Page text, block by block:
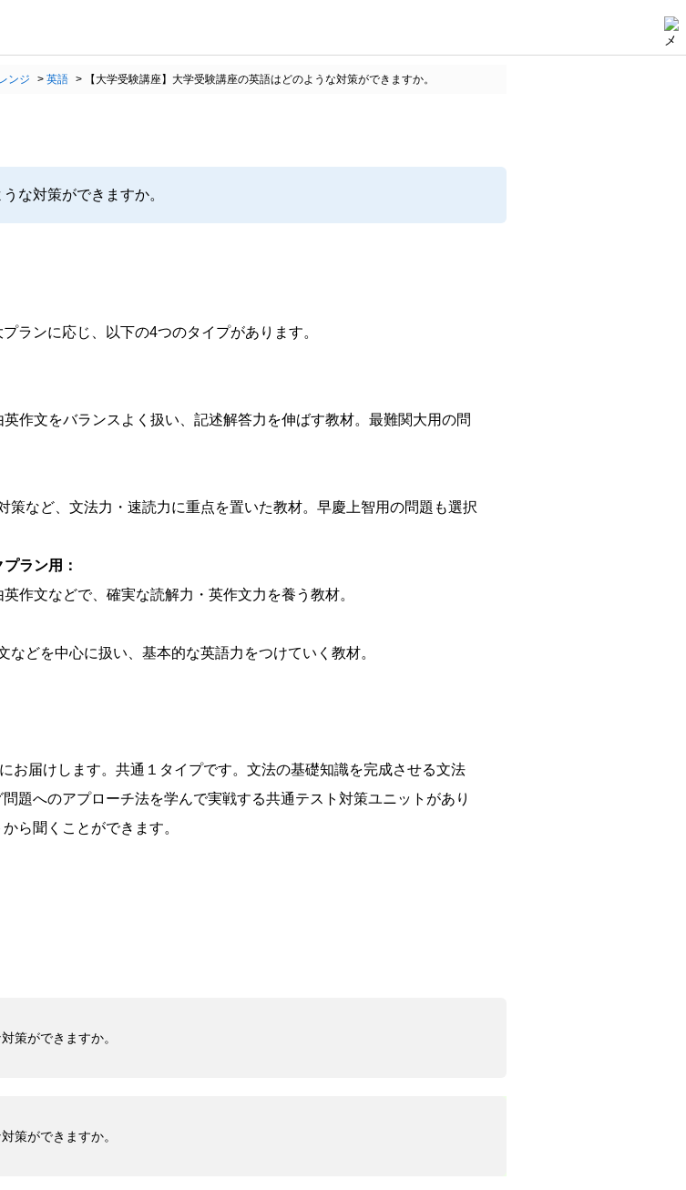
ンジ > 英語 > 【大学受験講座】大学受験講座の英語はどのような対策ができますか。
な対策ができますか。
ランに応じ、以下の4つのタイプがあります。
作文をバランスよく扱い、記述解答力を伸ばす教材。最難関大用の問
策など、文法力・速読力に重点を置いた教材。早慶上智用の問題も選択
ラン用：
作文などで、確実な読解力・英作文力を養う教材。
どを中心に扱い、基本的な英語力をつけていく教材。
お届けします。共通１タイプです。文法の基礎知識を完成させる文法
題へのアプローチ法を学んで実戦する共通テスト対策ユニットがあり
ら聞くことができます。
策ができますか。
策ができますか。